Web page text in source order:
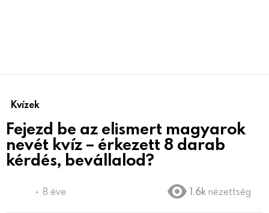
Kvízek
Fejezd be az elismert magyarok
nevét kvíz – érkezett 8 darab
kérdés, bevállalod?
8 éve 1.6k nézettség